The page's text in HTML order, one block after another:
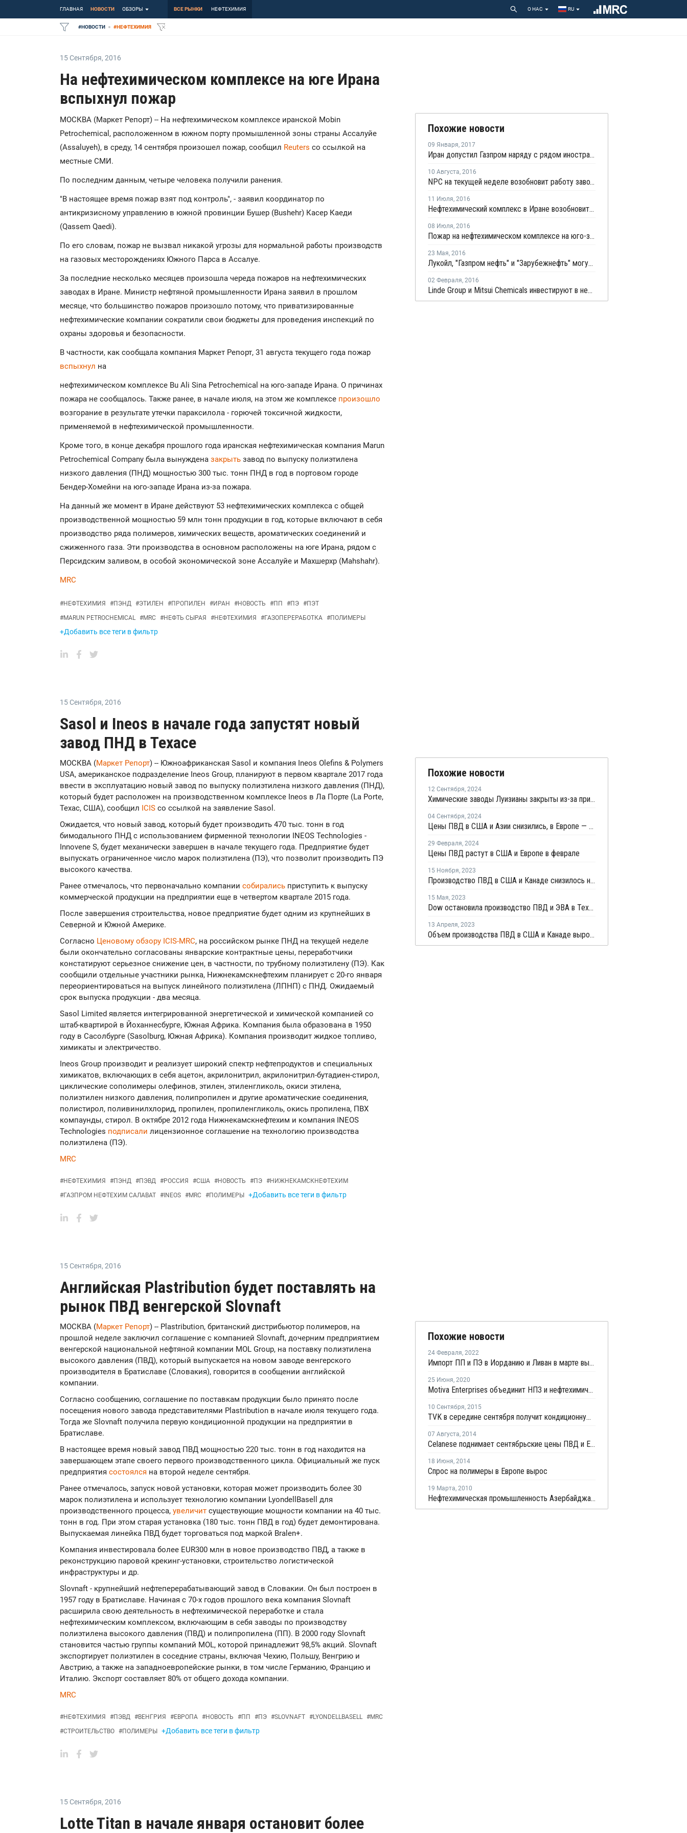
ГЛАВНАЯ НОВОСТИ ОБЗОРЫ ВСЕ РЫНКИ НЕФТЕХИМИЯ О НАС RU
#НОВОСТИ #НЕФТЕХИМИЯ
15 Сентября, 2016
На нефтехимическом комплексе на юге Ирана
вспыхнул пожар
МОСКВА (Маркет Репорт) -- На нефтехимическом комплексе иранской Mobin
Petrochemical, расположенном в южном порту промышленной зоны страны Ассалуйе
(Assaluyeh), в среду, 14 сентября произошел пожар, сообщил Reuters со ссылкой на
местные СМИ.
По последним данным, четыре человека получили ранения.
"В настоящее время пожар взят под контроль", - заявил координатор по
антикризисному управлению в южной провинции Бушер (Bushehr) Касер Каеди
(Qassem Qaedi).
По его словам, пожар не вызвал никакой угрозы для нормальной работы производств
на газовых месторождениях Южного Парса в Ассалуе.
За последние несколько месяцев произошла череда пожаров на нефтехимических
заводах в Иране. Министр нефтяной промышленности Ирана заявил в прошлом
месяце, что большинство пожаров произошло потому, что приватизированные
нефтехимические компании сократили свои бюджеты для проведения инспекций по
охраны здоровья и безопасности.
В частности, как сообщала компания Маркет Репорт, 31 августа текущего года пожар
вспыхнул на
нефтехимическом комплексе Bu Ali Sina Petrochemical на юго-западе Ирана. О причинах
пожара не сообщалось. Также ранее, в начале июля, на этом же комплексе произошло
возгорание в результате утечки параксилола - горючей токсичной жидкости,
применяемой в нефтехимической промышленности.
Кроме того, в конце декабря прошлого года иранская нефтехимическая компания Marun
Petrochemical Company была вынуждена закрыть завод по выпуску полиэтилена
низкого давления (ПНД) мощностью 300 тыс. тонн ПНД в год в портовом городе
Бендер-Хомейни на юго-западе Ирана из-за пожара.
На данный же момент в Иране действуют 53 нефтехимических комплекса с общей
производственной мощностью 59 млн тонн продукции в год, которые включают в себя
производство ряда полимеров, химических веществ, ароматических соединений и
сжиженного газа. Эти производства в основном расположены на юге Ирана, рядом с
Персидским заливом, в особой экономической зоне Ассалуйе и Махшерхр (Mahshahr).
MRC
#НЕФТЕХИМИЯ #ПЭНД #ЭТИЛЕН #ПРОПИЛЕН #ИРАН #НОВОСТЬ #ПП #ПЭ #ПЭТ
#MARUN PETROCHEMICAL #MRC #НЕФТЬ СЫРАЯ #НЕФТЕХИМИЯ #ГАЗОПЕРЕРАБОТКА #ПОЛИМЕРЫ
+Добавить все теги в фильтр
Похожие новости
09 Января, 2017
Иран допустил Газпром наряду с рядом иностранных компаний к участию в нефтегазовом раунде
10 Августа, 2016
NPC на текущей неделе возобновит работу завода ароматических веществ в Иране
11 Июля, 2016
Нефтехимический комплекс в Иране возобновит работу через 3-4 недели после пожара
08 Июля, 2016
Пожар на нефтехимическом комплексе на юго-западе Ирана взят под контроль
23 Мая, 2016
Лукойл, "Газпром нефть" и "Зарубежнефть" могут принять участие в проектах в Сирии
02 Февраля, 2016
Linde Group и Mitsui Chemicals инвестируют в нефтехимические проекты в Иране
15 Сентября, 2016
Sasol и Ineos в начале года запустят новый
завод ПНД в Техасе
МОСКВА (Маркет Репорт) -- Южноафриканская Sasol и компания Ineos Olefins & Polymers
USA, американское подразделение Ineos Group, планируют в первом квартале 2017 года
ввести в эксплуатацию новый завод по выпуску полиэтилена низкого давления (ПНД),
который будет расположен на производственном комплексе Ineos в Ла Порте (La Porte,
Техас, США), сообщил ICIS со ссылкой на заявление Sasol.
Ожидается, что новый завод, который будет производить 470 тыс. тонн в год
бимодального ПНД с использованием фирменной технологии INEOS Technologies -
Innovene S, будет механически завершен в начале текущего года. Предприятие будет
выпускать ограниченное число марок полиэтилена (ПЭ), что позволит производить ПЭ
высокого качества.
Ранее отмечалось, что первоначально компании собирались приступить к выпуску
коммерческой продукции на предприятии еще в четвертом квартале 2015 года.
После завершения строительства, новое предприятие будет одним из крупнейших в
Северной и Южной Америке.
Согласно Ценовому обзору ICIS-MRC, на российском рынке ПНД на текущей неделе
были окончательно согласованы январские контрактные цены, переработчики
констатируют серьезное снижение цен, в частности, по трубному полиэтилену (ПЭ). Как
сообщили отдельные участники рынка, Нижнекамскнефтехим планирует с 20-го января
переориентироваться на выпуск линейного полиэтилена (ЛПНП) с ПНД. Ожидаемый
срок выпуска продукции - два месяца.
Sasol Limited является интегрированной энергетической и химической компанией со
штаб-квартирой в Йоханнесбурге, Южная Африка. Компания была образована в 1950
году в Сасолбурге (Sasolburg, Южная Африка). Компания производит жидкое топливо,
химикаты и электричество.
Ineos Group производит и реализует широкий спектр нефтепродуктов и специальных
химикатов, включающих в себя ацетон, акрилонитрил, акрилонитрил-бутадиен-стирол,
циклические сополимеры олефинов, этилен, этиленгликоль, окиси этилена,
полиэтилен низкого давления, полипропилен и другие ароматические соединения,
полистирол, поливинилхлорид, пропилен, пропиленгликоль, окись пропилена, ПВХ
компаунды, стирол. В октябре 2012 года Нижнекамскнефтехим и компания INEOS
Technologies подписали лицензионное соглашение на технологию производства
полиэтилена (ПЭ).
MRC
#НЕФТЕХИМИЯ #ПЭНД #ПЭВД #РОССИЯ #США #НОВОСТЬ #ПЭ #НИЖНЕКАМСКНЕФТЕХИМ
#ГАЗПРОМ НЕФТЕХИМ САЛАВАТ #INEOS #MRC #ПОЛИМЕРЫ +Добавить все теги в фильтр
Похожие новости
12 Сентября, 2024
Химические заводы Луизианы закрыты из-за приближения урагана "Франсин"
04 Сентября, 2024
Цены ПВД в США и Азии снизились, в Европе — стабилизировались
29 Февраля, 2024
Цены ПВД растут в США и Европе в феврале
15 Ноября, 2023
Производство ПВД в США и Канаде снизилось на 4,4% в октябре
15 Мая, 2023
Dow остановила производство ПВД и ЭВА в Техасе
13 Апреля, 2023
Объем производства ПВД в США и Канаде вырос в марте
15 Сентября, 2016
Английская Plastribution будет поставлять на
рынок ПВД венгерской Slovnaft
МОСКВА (Маркет Репорт) -- Plastribution, британский дистрибьютор полимеров, на
прошлой неделе заключил соглашение с компанией Slovnaft, дочерним предприятием
венгерской национальной нефтяной компании MOL Group, на поставку полиэтилена
высокого давления (ПВД), который выпускается на новом заводе венгерского
производителя в Братиславе (Словакия), говорится в сообщении английской
компании.
Согласно сообщению, соглашение по поставкам продукции было принято после
посещения нового завода представителями Plastribution в начале июля текущего года.
Тогда же Slovnaft получила первую кондиционной продукции на предприятии в
Братиславе.
В настоящее время новый завод ПВД мощностью 220 тыс. тонн в год находится на
завершающем этапе своего первого производственного цикла. Официальный же пуск
предприятия состоялся на второй неделе сентября.
Ранее отмечалось, запуск новой установки, которая может производить более 30
марок полиэтилена и использует технологию компании LyondellBasell для
производственного процесса, увеличит существующие мощности компании на 40 тыс.
тонн в год. При этом старая установка (180 тыс. тонн ПВД в год) будет демонтирована.
Выпускаемая линейка ПВД будет торговаться под маркой Bralen+.
Компания инвестировала более EUR300 млн в новое производство ПВД, а также в
реконструкцию паровой крекинг-установки, строительство логистической
инфраструктуры и др.
Slovnaft - крупнейший нефтеперерабатывающий завод в Словакии. Он был построен в
1957 году в Братиславе. Начиная с 70-х годов прошлого века компания Slovnaft
расширила свою деятельность в нефтехимической переработке и стала
нефтехимическим комплексом, включающим в себя заводы по производству
полиэтилена высокого давления (ПВД) и полипропилена (ПП). В 2000 году Slovnaft
становится частью группы компаний MOL, которой принадлежит 98,5% акций. Slovnaft
экспортирует полиэтилен в соседние страны, включая Чехию, Польшу, Венгрию и
Австрию, а также на западноевропейские рынки, в том числе Германию, Францию и
Италию. Экспорт составляет 80% от общего дохода компании.
MRC
#НЕФТЕХИМИЯ #ПЭВД #ВЕНГРИЯ #ЕВРОПА #НОВОСТЬ #ПП #ПЭ #SLOVNAFT #LYONDELLBASELL #MRC
#СТРОИТЕЛЬСТВО #ПОЛИМЕРЫ +Добавить все теги в фильтр
Похожие новости
24 Февраля, 2022
Импорт ПП и ПЭ в Иорданию и Ливан в марте вырастет
25 Июня, 2020
Motiva Enterprises объединит НПЗ и нефтехимические заводы в Порт-Артуре в единый комплекс
10 Сентября, 2015
TVK в середине сентября получит кондиционную продукцию на новом заводе бутадиена в Венгрии
07 Августа, 2014
Celanese поднимает сентябрьские цены ПВД и ЕВА
18 Июня, 2014
Спрос на полимеры в Европе вырос
19 Марта, 2010
Нефтехимическая промышленность Азербайджана может пополниться новым производственным комплексом
15 Сентября, 2016
Lotte Titan в начале января остановит более